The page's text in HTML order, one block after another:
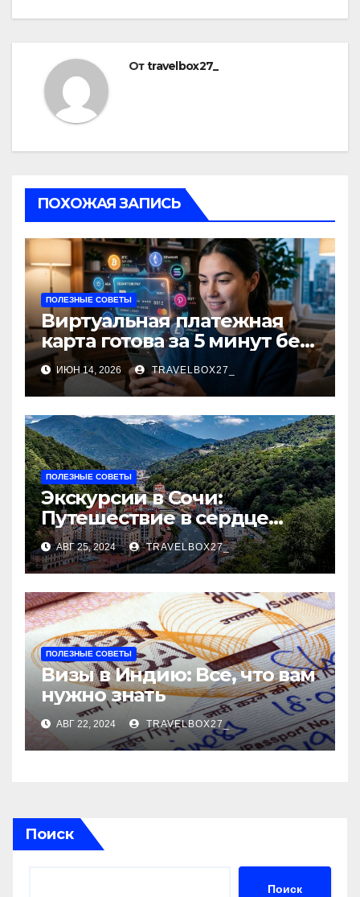
записям
Отtravelbox27_
ПОХОЖАЯ ЗАПИСЬ
ПОЛЕЗНЫЕ СОВЕТЫ
Виртуальная платежная
карта готова за 5 минут без
верификации и
банковского участия с
пополнением в
криптовалюте
ИЮН 14, 2026 TRAVELBOX27_
ПОЛЕЗНЫЕ СОВЕТЫ
Экскурсии в Сочи:
Путешествие в сердце
Черноморского курорта
АВГ 25, 2024 TRAVELBOX27_
ПОЛЕЗНЫЕ СОВЕТЫ
Визы в Индию: Все, что вам
нужно знать
АВГ 22, 2024 TRAVELBOX27_
Поиск
Поиск